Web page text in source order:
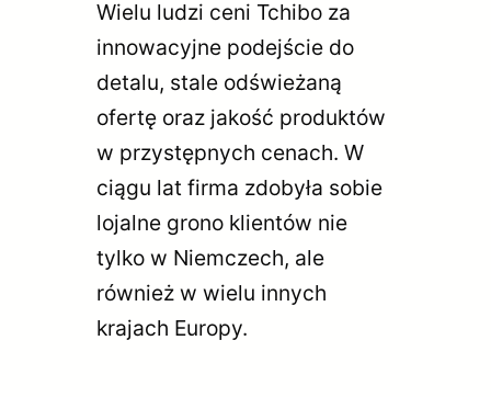
Wielu ludzi ceni Tchibo za
innowacyjne podejście do
detalu, stale odświeżaną
ofertę oraz jakość produktów
w przystępnych cenach. W
ciągu lat firma zdobyła sobie
lojalne grono klientów nie
tylko w Niemczech, ale
również w wielu innych
krajach Europy.